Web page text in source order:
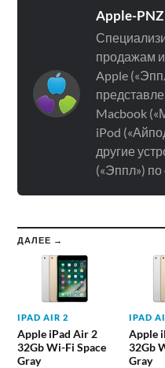
Apple-PNZ
продажам
Apple
Macbook
iPod
другие
(«Эппл»)
ДАЛЕЕ →
IPAD AIR 2
Apple iPad Air 2
32Gb Wi-Fi Space
Gray
IPAD
Apple
32Gb
Gray